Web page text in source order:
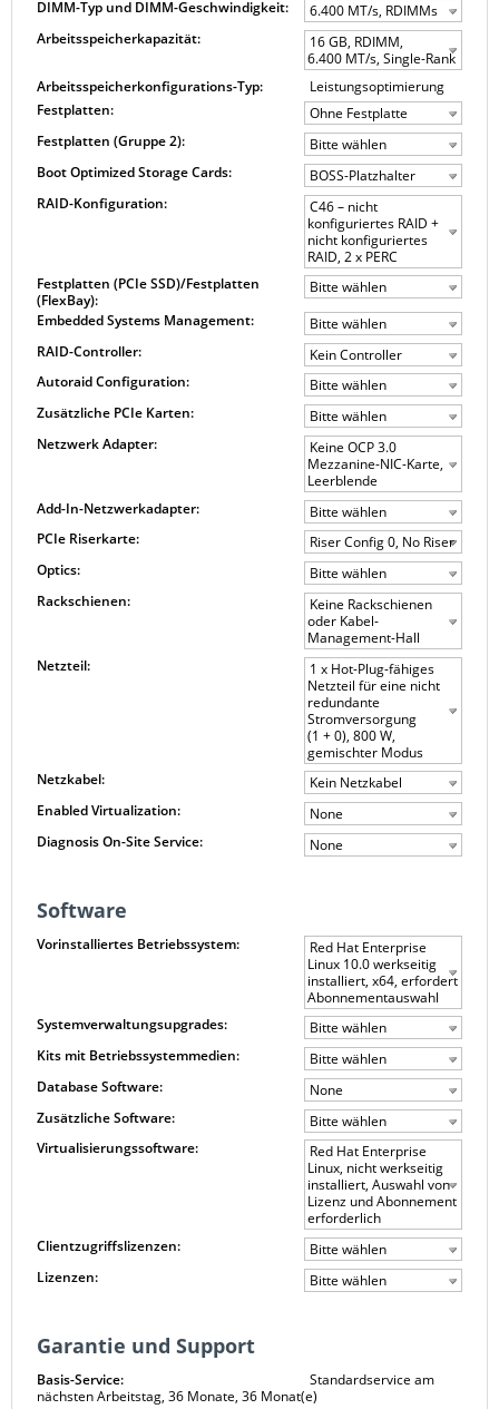
DIMM-Typ und DIMM-Geschwindigkeit:
6.400 MT/s, RDIMMs
Arbeitsspeicherkapazität:
16 GB, RDIMM,
6.400 MT/s, Single-Rank
Arbeitsspeicherkonfigurations-Typ:
Leistungsoptimierung
Festplatten:
Ohne Festplatte
Festplatten (Gruppe 2):
Bitte wählen
Boot Optimized Storage Cards:
BOSS-Platzhalter
RAID-Konfiguration:
C46 – nicht
konfiguriertes RAID +
nicht konfiguriertes
RAID, 2 x PERC
Festplatten (PCIe SSD)/Festplatten
(FlexBay):
Bitte wählen
Embedded Systems Management:
Bitte wählen
RAID-Controller:
Kein Controller
Autoraid Configuration:
Bitte wählen
Zusätzliche PCIe Karten:
Bitte wählen
Netzwerk Adapter:
Keine OCP 3.0
Mezzanine-NIC-Karte,
Leerblende
Add-In-Netzwerkadapter:
Bitte wählen
PCIe Riserkarte:
Riser Config 0, No Riser
Optics:
Bitte wählen
Rackschienen:
Keine Rackschienen
oder Kabel-
Management-Hall
Netzteil:
1 x Hot-Plug-fähiges
Netzteil für eine nicht
redundante
Stromversorgung
(1 + 0), 800 W,
gemischter Modus
Netzkabel:
Kein Netzkabel
Enabled Virtualization:
None
Diagnosis On-Site Service:
None
Software
Vorinstalliertes Betriebssystem:
Red Hat Enterprise
Linux 10.0 werkseitig
installiert, x64, erfordert
Abonnementauswahl
Systemverwaltungsupgrades:
Bitte wählen
Kits mit Betriebssystemmedien:
Bitte wählen
Database Software:
None
Zusätzliche Software:
Bitte wählen
Virtualisierungssoftware:
Red Hat Enterprise
Linux, nicht werkseitig
installiert, Auswahl von
Lizenz und Abonnement
erforderlich
Clientzugriffslizenzen:
Bitte wählen
Lizenzen:
Bitte wählen
Garantie und Support
Basis-Service:
Standardservice am
nächsten Arbeitstag, 36 Monate, 36 Monat(e)